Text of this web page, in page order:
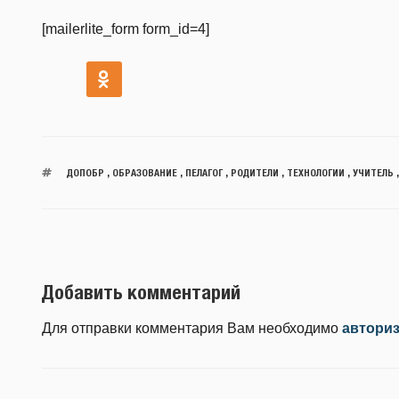
[mailerlite_form form_id=4]
ДОПОБР ОБРАЗОВАНИЕ, ПЕЛАГОГ, РОДИТЕЛИ ТЕХНОЛОГИИ УЧИТЕЛЬ
Добавить комментарий
Для отправки комментария Вам необходимо